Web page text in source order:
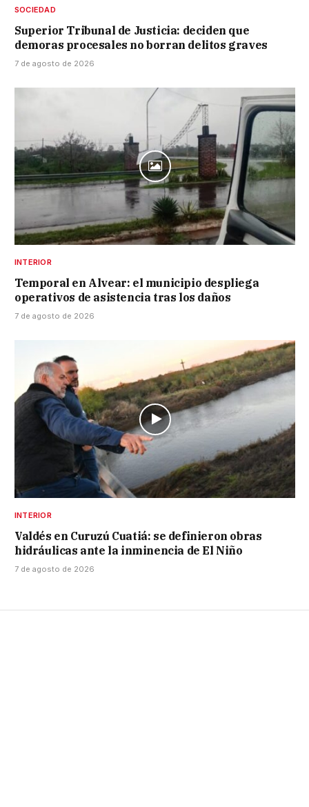
SOCIEDAD
Superior Tribunal de Justicia: deciden que
demoras procesales no borran delitos graves
7 de agosto de 2026
INTERIOR
Temporal en Alvear: el municipio despliega
operativos de asistencia tras los daños
7 de agosto de 2026
INTERIOR
Valdés en Curuzú Cuatiá: se definieron obras
hidráulicas ante la inminencia de El Niño
7 de agosto de 2026